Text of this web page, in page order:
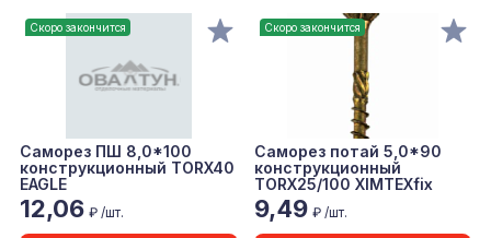
Скоро закончится
Саморез ПШ 8,0*100
конструкционный TORX40
EAGLE
12,06 ₽ /шт.
Скоро закончится
Саморез потай 5,0*90
конструкционный
TORX25/100 XIMTEXfix
9,49 ₽ /шт.